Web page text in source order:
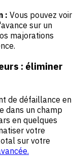
: Vous pouvez voir
sur un
majorations
: éliminer
de défaillance en
dans un champ
en quelques
votre
sur votre
.